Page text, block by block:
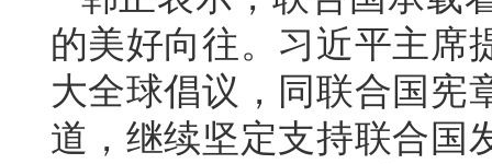
的美好向往。习近平主席
大全球倡议，同联合国宪
道，继续坚定支持联合国